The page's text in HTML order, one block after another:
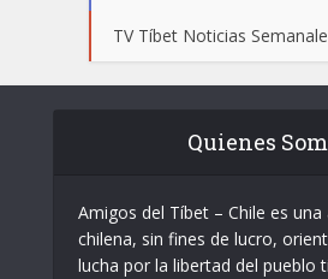
TV Tíbet Noticias
Quienes
Amigos del Tíbet – Chile es una
chilena, sin fines de lucro,
lucha por la libertad del pueblo